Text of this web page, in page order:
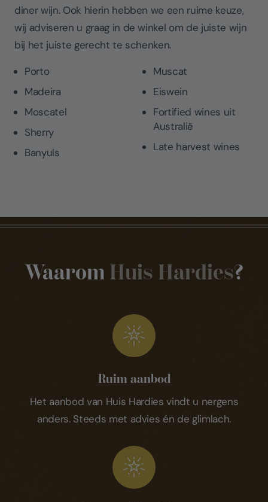
diner wijn. Ook hierin hebben we een ruime keuze,
wij adviseren u graag in de winkel om de juiste wijn
bij het juiste gerecht te schenken.
Porto
Madeira
Moscatel
Sherry
Banyuls
Muscat
Eiswein
Fortified wines uit
Australië
Late harvest wines
Waarom Huis Hardies?
Ruim aanbod
Het aanbod van Huis Hardies vindt u nergens
anders. Steeds met advies én de glimlach.